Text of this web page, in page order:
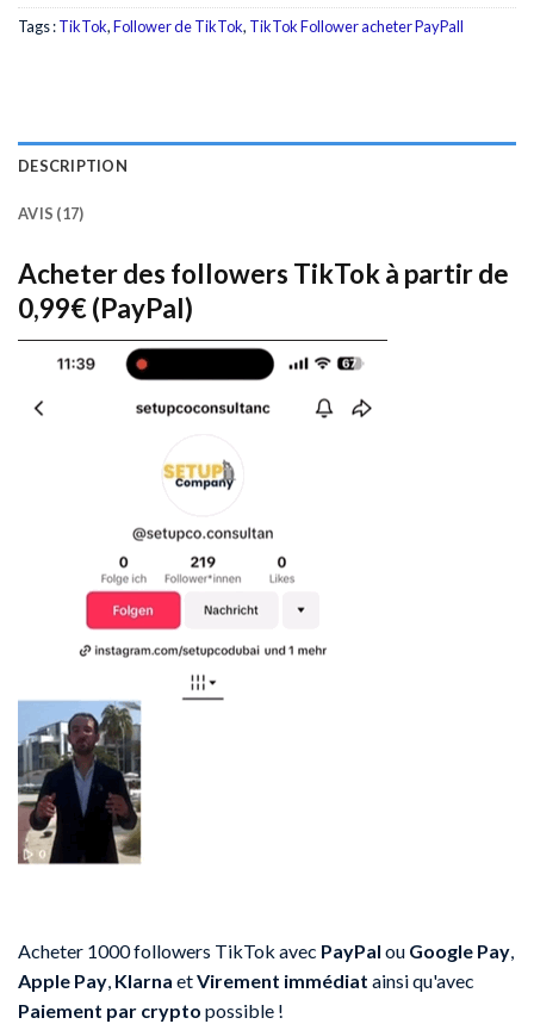
Tags :TikTok,Follower de TikTok, TikTok Follower acheter PayPall
DESCRIPTION
AVIS (17)
Acheter des followers TikTok à partir de
0,99€ (PayPal)
Acheter 1000 followers TikTok avec PayPal ou Google Pay,
Apple Pay, Klarna etVirement immédiat ainsi qu'avec
Paiement par crypto possible !